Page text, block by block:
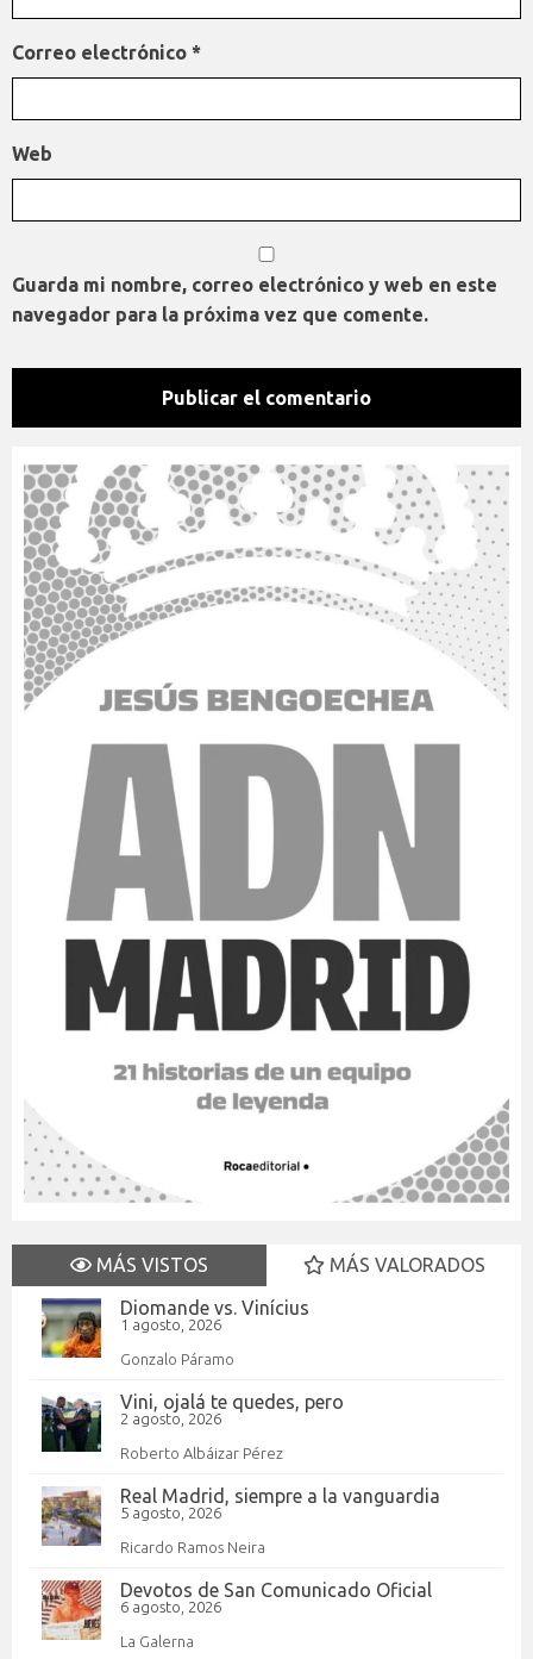
Correo electrónico *
Web
Guarda mi nombre, correo electrónico y web en este
navegador para la próxima vez que comente.
MÁS VISTOS
MÁS VALORADOS
Diomande vs. Vinícius
1 agosto, 2026
Gonzalo Páramo
Vini, ojalá te quedes, pero
2 agosto, 2026
Roberto Albáizar Pérez
Real Madrid, siempre a la vanguardia
5 agosto, 2026
Ricardo Ramos Neira
Devotos de San Comunicado Oficial
6 agosto, 2026
La Galerna